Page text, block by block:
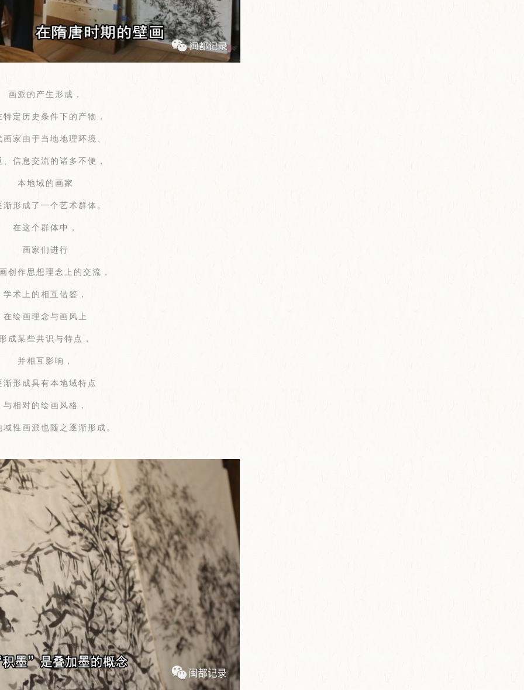
画派的产生形成，
特定历史条件下的产物，
画家由于当地地理环境、
、信息交流的诸多不便，
本地域的画家
渐形成了一个艺术群体。
在这个群体中，
画家们进行
创作思想理念上的交流，
学术上的相互借鉴，
在绘画理念与画风上
成某些共识与特点，
并相互影响，
渐形成具有本地域特点
与相对的绘画风格，
域性画派也随之逐渐形成。